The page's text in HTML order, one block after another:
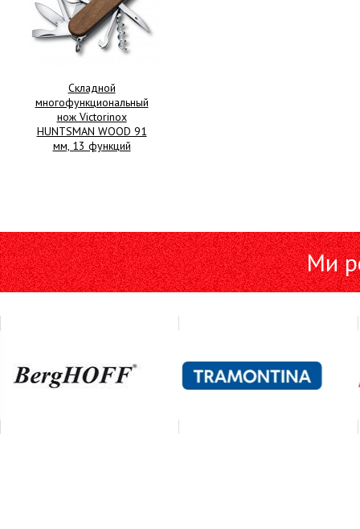
Складной
многофункциональный
нож Victorinox
HUNTSMAN WOOD 91
мм, 13 функций
Ми